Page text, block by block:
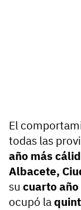
El
todas las
año más
Albacete,
su cuarto
ocupó la